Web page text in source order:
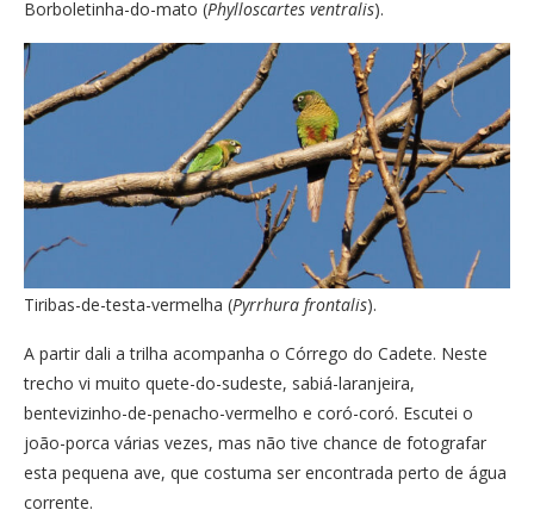
Borboletinha-do-mato (Phylloscartes ventralis).
Tiribas-de-testa-vermelha (Pyrrhura frontalis).
A partir dali a trilha acompanha o Córrego do Cadete. Neste
trecho vi muito quete-do-sudeste, sabiá-laranjeira,
bentevizinho-de-penacho-vermelho e coró-coró. Escutei o
joão-porca várias vezes, mas não tive chance de fotografar
esta pequena ave, que costuma ser encontrada perto de água
corrente.